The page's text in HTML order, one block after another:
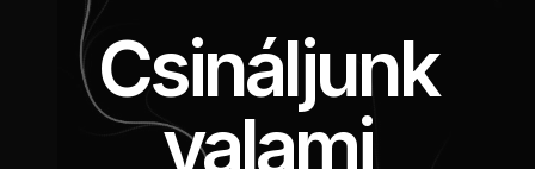
Csináljunk
valami